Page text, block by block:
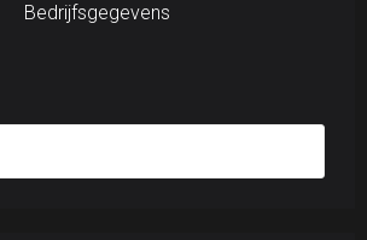
Bedrijfsgegevens